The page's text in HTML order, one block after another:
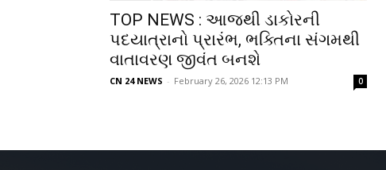
TOP NEWS : આજથી ડાકોરની
પદયાત્રાનો પ્રારંભ, ભક્તિના સંગમથી
વાતાવરણ જીવંત બનશે
CN 24 NEWS - February 26, 2026 12:13 PM 0